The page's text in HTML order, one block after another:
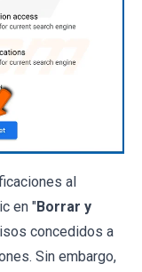
al
en "Borrar y
concedidos a
Sin embargo,